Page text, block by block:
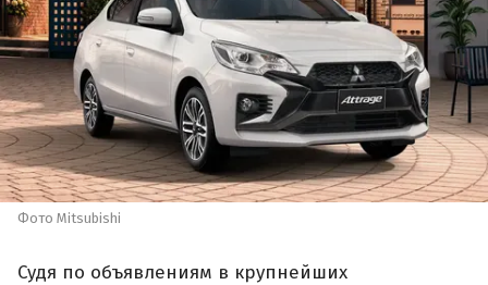
Фото Mitsubishi
Судя по объявлениям в крупнейших